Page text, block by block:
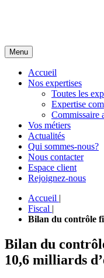
Menu
Accueil
Nos expertises
Toutes les
Expertise
Commissaire
Vos métiers
Actualités
Qui sommes-nous?
Nous contacter
Espace client
Rejoignez-nous
Accueil |
Fiscal |
Bilan du contrôle
Bilan du
10,6 milliards